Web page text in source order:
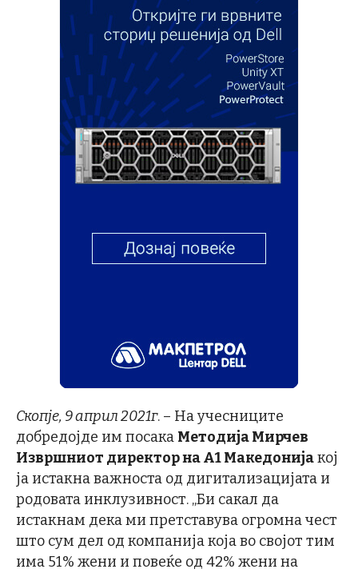
Скопје, 9 април 2021г. – На учесниците
добредојде им посака Методија Мирчев
Извршниот директор на А1 Македонијакој
ја истакна важноста од дигитализацијата и
родовата инклузивност. „Би сакал да
истакнам дека ми претставува огромна чест
што сум дел од компанија која во својот тим
има 51% жени и повеќе од 42% жени на